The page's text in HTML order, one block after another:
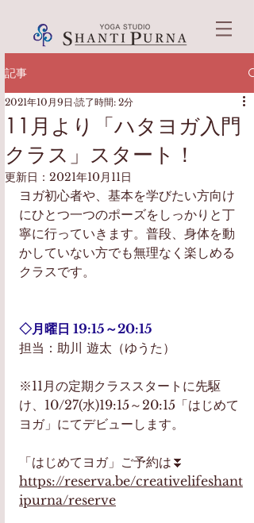
記事
11月より「ハタヨガ入門
クラス」スタート！
2021年10月9日 読了時間: 2分
更新日： 2021年10月11日
ヨガ初心者や、基本を学びたい方向け
にひとつ一つのポーズをしっかりと丁
寧に行っていきます。普段、身体を動
かしていない方でも無理なく楽しめる
クラスです。
◇月曜日 19:15～20:15
担当：助川 遊太（ゆうた）
※11月の定期クラススタートに先駆
け、10/27(水)19:15～20:15「はじめて
ヨガ」にてデビューします。
「はじめてヨガ」ご予約は⏬
https://reserva.be/creativelifeshant
ipurna/reserve